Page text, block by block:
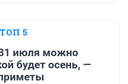
ТОП 5
июля можно
будет осень, —